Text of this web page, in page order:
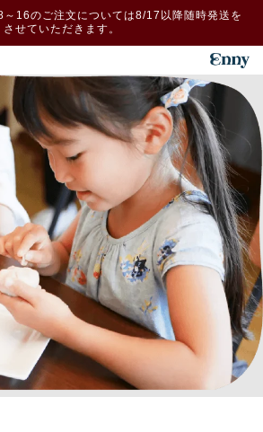
16のご注文については8/17以降随時発送を
させていただきます。